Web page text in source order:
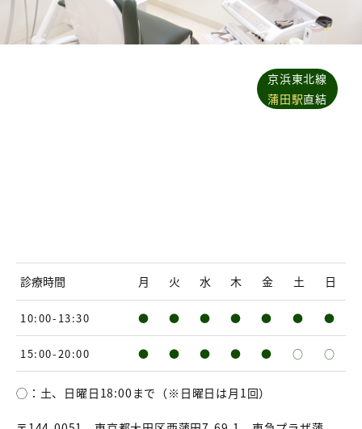
京浜東北線
蒲田駅直結
診療時間 月 火 水 木 金 土 日
10:00-13:30 ● ● ● ● ● ● ●
15:00-20:00 ● ● ● ● ● ○ ○
◯：土、日曜日18:00まで（※日曜日は月1回）